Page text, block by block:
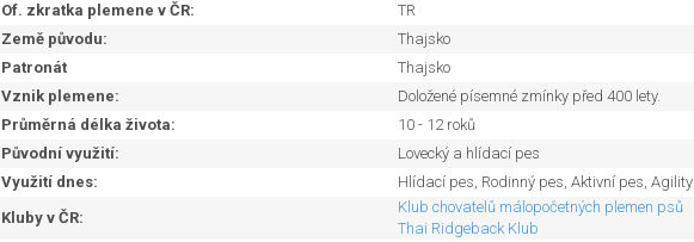
Of. zkratka plemene v ČR:
TR
Země původu:
Thajsko
Patronát
Thajsko
Vznik plemene:
Doložené písemné zmínky před 400 lety.
Průměrná délka života:
10 - 12 roků
Původní využití:
Lovecký a hlídací pes
Využití dnes:
Hlídací pes, Rodinný pes, Aktivní pes, Agility
Kluby v ČR:
Klub chovatelů málopočetných plemen psů
Thai Ridgeback Klub